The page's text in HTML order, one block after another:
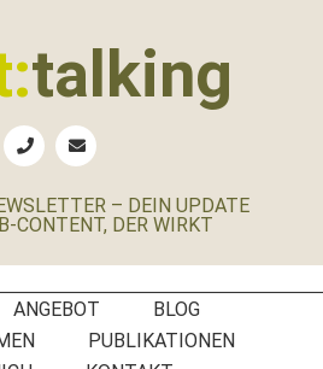
talking
– DEIN UPDATE
CONTENT, DER WIRKT
ANGEBOT
BLOG
PUBLIKATIONEN